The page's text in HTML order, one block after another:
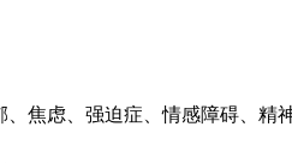
、焦虑、强迫症、情感障碍、精